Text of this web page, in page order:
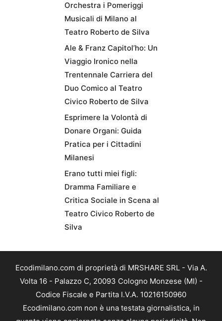
Orchestra i Pomeriggi
Musicali di Milano al
Teatro Roberto de Silva
Ale & Franz Capitol’ho: Un
Viaggio Ironico nella
Trentennale Carriera del
Duo Comico al Teatro
Civico Roberto de Silva
Esprimere la Volontà di
Donare Organi: Guida
Pratica per i Cittadini
Milanesi
Erano tutti miei figli:
Dramma Familiare e
Critica Sociale in Scena al
Teatro Civico Roberto de
Silva
Ecodimilano.com di proprietà di MRSHARE SRL - Via A.
Volta 16 - Palazzo C, 20093 Cologno Monzese (MI) -
Codice Fiscale e Partita I.V.A. 10216150960
Ecodimilano.com non è una testata giornalistica, in